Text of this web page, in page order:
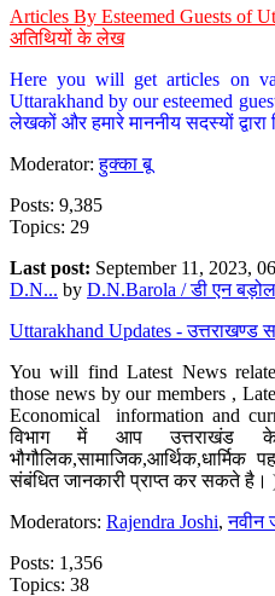
Articles By Esteemed Guests of
अतिथियों के लेख
Here you will get articles on
Uttarakhand by our esteemed
लेखकों और हमारे माननीय सदस्यों
Moderator:हुक्का बू
Posts: 9,385
Topics: 29
Last post: September 11, 2023,
D.N... by D.N.Barola / डी एन
Uttarakhand Updates - उत्तराखण्ड
You will find Latest News
those news by our members ,
Economical information and
विभाग में आप उत्तराखंड के
संबंधित जानकारी प्राप्त कर सकते है।
Moderators: Rajendra Joshi,नवीन
Posts: 1,356
Topics: 38